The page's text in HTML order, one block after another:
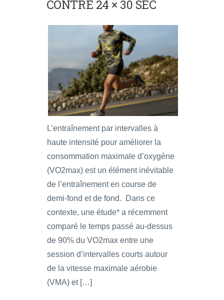
CONTRE 24 × 30 SEC
L’entraînement par intervalles à
haute intensité pour améliorer la
consommation maximale d’oxygène
(VO2max) est un élément inévitable
de l’entraînement en course de
demi-fond et de fond. Dans ce
contexte, une étude* a récemment
comparé le temps passé au-dessus
de 90% du VO2max entre une
session d’intervalles courts autour
de la vitesse maximale aérobie
(VMA) et […]